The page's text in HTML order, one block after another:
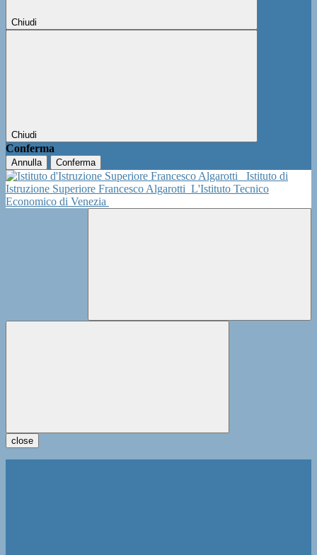
Chiudi
Chiudi
Conferma
Annulla Conferma
Istituto di
Istruzione Superiore Francesco Algarotti L'Istituto Tecnico
Economico di Venezia
close